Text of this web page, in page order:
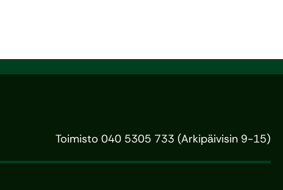
Toimisto 040 5305 733 (Arkipäivisin 9-15)